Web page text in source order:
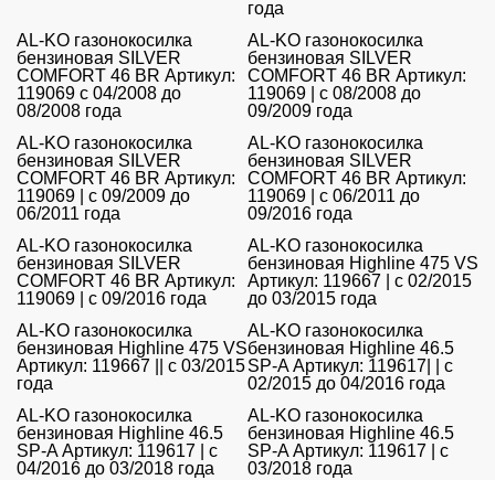
года
AL-KO газонокосилка
бензиновая SILVER
COMFORT 46 BR Артикул:
119069 с 04/2008 до
08/2008 года
AL-KO газонокосилка
бензиновая SILVER
COMFORT 46 BR Артикул:
119069 | с 08/2008 до
09/2009 года
AL-KO газонокосилка
бензиновая SILVER
COMFORT 46 BR Артикул:
119069 | с 09/2009 до
06/2011 года
AL-KO газонокосилка
бензиновая SILVER
COMFORT 46 BR Артикул:
119069 | с 06/2011 до
09/2016 года
AL-KO газонокосилка
бензиновая SILVER
COMFORT 46 BR Артикул:
119069 | с 09/2016 года
AL-KO газонокосилка
бензиновая Highline 475 VS
Артикул: 119667 | с 02/2015
до 03/2015 года
AL-KO газонокосилка
бензиновая Highline 475 VS
Артикул: 119667 || с 03/2015
года
AL-KO газонокосилка
бензиновая Highline 46.5
SP-A Артикул: 119617| | с
02/2015 до 04/2016 года
AL-KO газонокосилка
бензиновая Highline 46.5
SP-A Артикул: 119617 | с
04/2016 до 03/2018 года
AL-KO газонокосилка
бензиновая Highline 46.5
SP-A Артикул: 119617 | с
03/2018 года